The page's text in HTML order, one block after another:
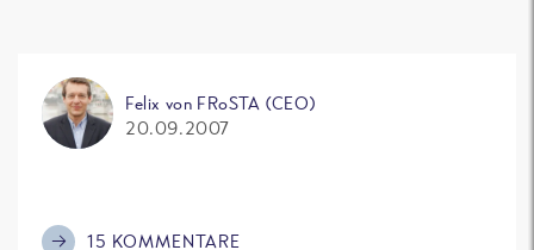
Felix von FRoSTA (CEO)
20.09.2007
15 KOMMENTARE